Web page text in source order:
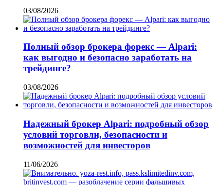
03/08/2026
Полный обзор брокера форекс — Alpari:
как выгодно и безопасно заработать на
трейдинге?
03/08/2026
Надежный брокер Alpari: подробный обзор
условий торговли, безопасности и
возможностей для инвесторов
11/06/2026